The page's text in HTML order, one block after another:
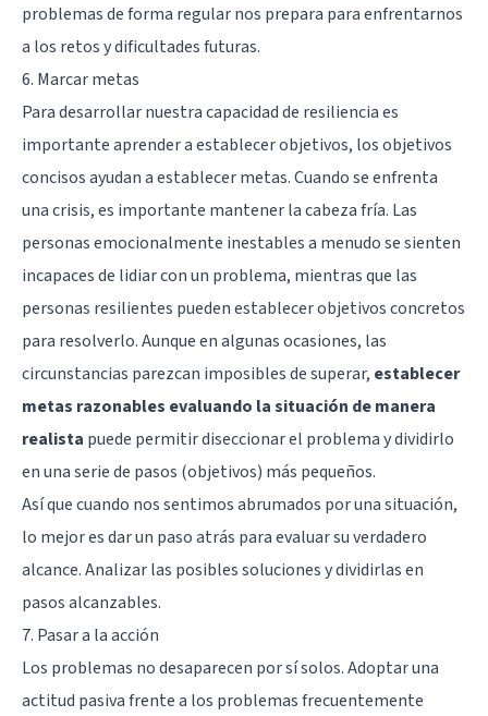
problemas de forma regular nos prepara para enfrentarnos
a los retos y dificultades futuras.
6. Marcar metas
Para desarrollar nuestra capacidad de resiliencia es
importante aprender a establecer objetivos, los objetivos
concisos ayudan a establecer metas. Cuando se enfrenta
una crisis, es importante mantener la cabeza fría. Las
personas emocionalmente inestables a menudo se sienten
incapaces de lidiar con un problema, mientras que las
personas resilientes pueden establecer objetivos concretos
para resolverlo. Aunque en algunas ocasiones, las
circunstancias parezcan imposibles de superar, establecer
metas razonables evaluando la situación de manera
realista puede permitir diseccionar el problema y dividirlo
en una serie de pasos (objetivos) más pequeños.
Así que cuando nos sentimos abrumados por una situación,
lo mejor es dar un paso atrás para evaluar su verdadero
alcance. Analizar las posibles soluciones y dividirlas en
pasos alcanzables.
7. Pasar a la acción
Los problemas no desaparecen por sí solos. Adoptar una
actitud pasiva frente a los problemas frecuentemente